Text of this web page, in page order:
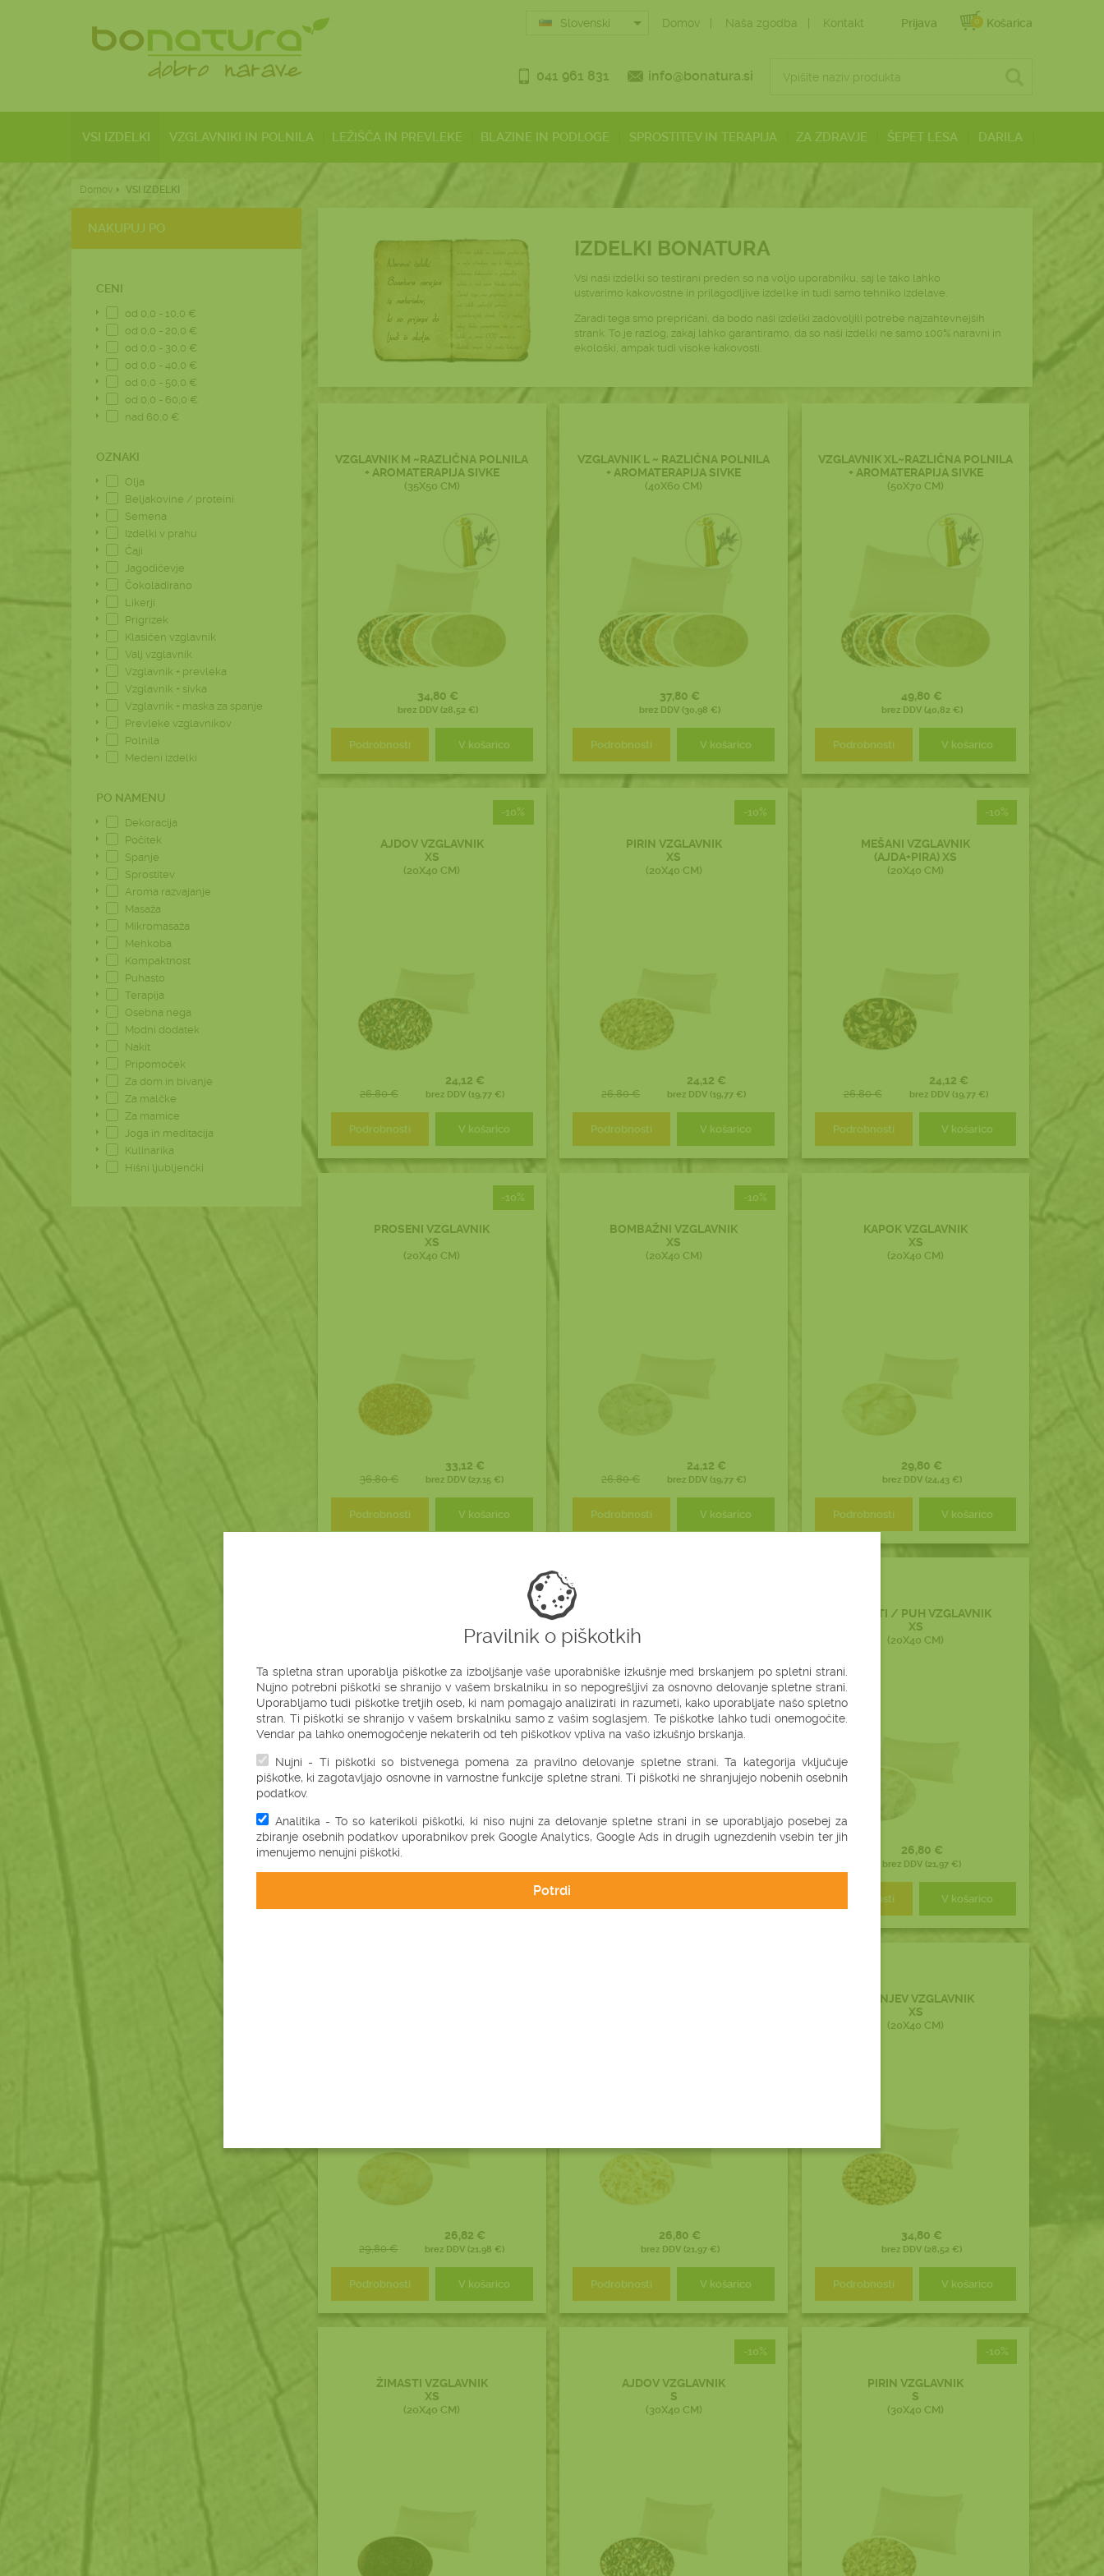
Prijava 0 Košarica
Slovenski Domov Naša zgodba Kontakt
041 961 831 info@bonatura.si
VSI IZDELKI VZGLAVNIKI IN POLNILA LEŽIŠČA IN PREVLEKE BLAZINE IN PODLOGE SPROSTITEV IN TERAPIJA ZA ZDRAVJE ŠEPET LESA DARILA
Domov VSI IZDELKI
IZDELKI BONATURA
Vsi naši izdelki so testirani preden so na voljo uporabniku, saj le tako lahko
ustvarimo kakovostne in prilagodljive izdelke in tudi samo tehniko izdelave.
Zaradi tega smo prepričani, da bodo naši izdelki zadovoljili potrebe najzahtevnejših
strank. To je razlog, zakaj lahko garantiramo, da so naši izdelki ne samo 100% naravni in
ekološki, ampak tudi visoke kakovosti.
VZGLAVNIK M ~RAZLIČNA POLNILA
+ AROMATERAPIJA SIVKE
(35X50 CM)
34,80 €
brez DDV (28,52 €)
Podrobnosti V košarico
VZGLAVNIK L ~ RAZLIČNA POLNILA
+ AROMATERAPIJA SIVKE
(40X60 CM)
37,80 €
brez DDV (30,98 €)
Podrobnosti V košarico
VZGLAVNIK XL~RAZLIČNA POLNILA
+ AROMATERAPIJA SIVKE
(50X70 CM)
49,80 €
brez DDV (40,82 €)
Podrobnosti V košarico
-10%
AJDOV VZGLAVNIK
XS
(20X40 CM)
26,80 €
24,12 €
brez DDV (19,77 €)
Podrobnosti V košarico
-10%
PIRIN VZGLAVNIK
XS
(20X40 CM)
26,80 €
24,12 €
brez DDV (19,77 €)
Podrobnosti V košarico
-10%
MEŠANI VZGLAVNIK
(AJDA+PIRA) XS
(20X40 CM)
26,80 €
24,12 €
brez DDV (19,77 €)
Podrobnosti V košarico
-10%
PROSENI VZGLAVNIK
XS
(20X40 CM)
36,80 €
33,12 €
brez DDV (27,15 €)
Podrobnosti V košarico
-10%
BOMBAŽNI VZGLAVNIK
XS
(20X40 CM)
26,80 €
24,12 €
brez DDV (19,77 €)
Podrobnosti V košarico
KAPOK VZGLAVNIK
XS
(20X40 CM)
29,80 €
brez DDV (24,43 €)
Podrobnosti V košarico
(OVČJA VOLNA) XS
(KAMELJA VOLNA) XS
PERNATI / PUH VZGLAVNIK
XS
(20X40 CM)
26,80 €
brez DDV (21,97 €)
Podrobnosti V košarico
29,80 €
26,82 €
brez DDV (21,98 €)
Podrobnosti V košarico
26,80 €
brez DDV (21,97 €)
Podrobnosti V košarico
ČEŠNJEV VZGLAVNIK
XS
(20X40 CM)
34,80 €
brez DDV (28,52 €)
Podrobnosti V košarico
ŽIMASTI VZGLAVNIK
XS
(20X40 CM)
-10%
AJDOV VZGLAVNIK
S
(30X40 CM)
-10%
PIRIN VZGLAVNIK
S
(30X40 CM)
NAKUPUJ PO
CENI
od 0,0 - 10,0 €
od 0,0 - 20,0 €
od 0,0 - 30,0 €
od 0,0 - 40,0 €
od 0,0 - 50,0 €
od 0,0 - 60,0 €
nad 60,0 €
OZNAKI
Olja
Beljakovine / proteini
Semena
Izdelki v prahu
Čaji
Jagodičevje
Čokoladirano
Likerji
Prigrizek
Klasičen vzglavnik
Valj vzglavnik
Vzglavnik + prevleka
Vzglavnik + sivka
Vzglavnik + maska za spanje
Prevleke vzglavnikov
Polnila
Medeni izdelki
PO NAMENU
Dekoracija
Počitek
Spanje
Sprostitev
Aroma razvajanje
Masaža
Mikromasaža
Mehkoba
Kompaktnost
Puhasto
Terapija
Osebna nega
Modni dodatek
Nakit
Pripomoček
Za dom in bivanje
Za malčke
Za mamice
Joga in meditacija
Kulinarika
Hišni ljubljenčki
Pravilnik o piškotkih
Ta spletna stran uporablja piškotke za izboljšanje vaše uporabniške izkušnje med brskanjem po spletni strani.
Nujno potrebni piškotki se shranijo v vašem brskalniku in so nepogrešljivi za osnovno delovanje spletne strani.
Uporabljamo tudi piškotke tretjih oseb, ki nam pomagajo analizirati in razumeti, kako uporabljate našo spletno
stran. Ti piškotki se shranijo v vašem brskalniku samo z vašim soglasjem. Te piškotke lahko tudi onemogočite.
Vendar pa lahko onemogočenje nekaterih od teh piškotkov vpliva na vašo izkušnjo brskanja.
Nujni - Ti piškotki so bistvenega pomena za pravilno delovanje spletne strani. Ta kategorija vključuje
piškotke, ki zagotavljajo osnovne in varnostne funkcije spletne strani. Ti piškotki ne shranjujejo nobenih osebnih
podatkov.
Analitika - To so katerikoli piškotki, ki niso nujni za delovanje spletne strani in se uporabljajo posebej za
zbiranje osebnih podatkov uporabnikov prek Google Analytics, Google Ads in drugih ugnezdenih vsebin ter jih
imenujemo nenujni piškotki.
Potrdi